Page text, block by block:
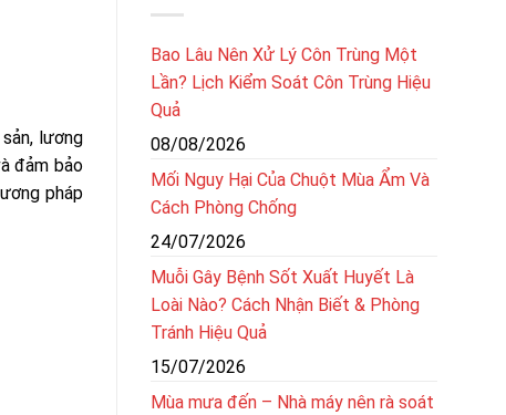
lương
đảm bảo
pháp
Bao Lâu Nên Xử Lý Côn Trùng Một
Lần? Lịch Kiểm Soát Côn Trùng Hiệu
Quả
08/08/2026
Mối Nguy Hại Của Chuột Mùa Ẩm Và
Cách Phòng Chống
24/07/2026
Muỗi Gây Bệnh Sốt Xuất Huyết Là
Loài Nào? Cách Nhận Biết & Phòng
Tránh Hiệu Quả
15/07/2026
Mùa mưa đến – Nhà máy nên rà soát